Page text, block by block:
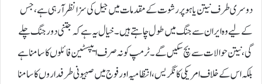
دوسری طرف نیتن یاہو پر رشوت کے مقدمات میں جیل کی سزا نظر آ رہی ہے، جس
کے لیے وہ ایران سے جنگ میں طول چاہتے ہیں۔خیال یہ ہے کہ جتنی دور جنگ چلے
گی، نیتن حوالات سے بچ سکیں گے۔ٹرمپ کو نہ صرف ایپسٹین فائلوں کا سامنا ہے
بلکہ اس کے خلاف امریکی کانگریس، انتظامیہ اور فوج میں صہیونی طرفداروں کا سامنا